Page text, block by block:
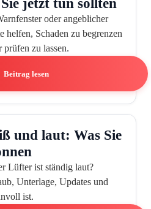
jetzt tun sollten
oder angeblicher
helfen, Schaden zu begrenzen
prüfen zu lassen.
Beitrag lesen
und laut: Was Sie
Lüfter ist ständig laut?
Unterlage, Updates und
ist.